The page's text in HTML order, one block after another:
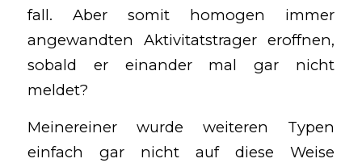
fall. Aber somit homogen immer
angewandten Aktivitatstrager eroffnen,
sobald er einander mal gar nicht
meldet?
Meinereiner wurde weiteren Typen
einfach gar nicht auf diese Weise